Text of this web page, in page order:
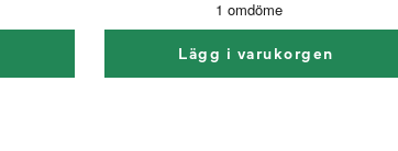
Lägg i varukorgen